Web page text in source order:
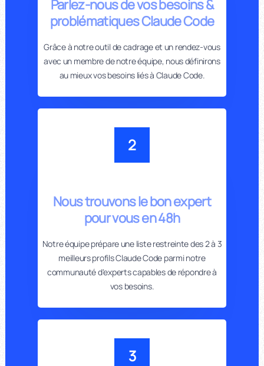
Parlez-nous de vos besoins &
problématiques Claude Code
Grâce à notre outil de cadrage et un rendez-vous
avec un membre de notre équipe, nous définirons
au mieux vos besoins liés à Claude Code.
2
Nous trouvons le bon expert
pour vous en 48h
Notre équipe prépare une liste restreinte des 2 à 3
meilleurs profils Claude Code parmi notre
communauté d'experts capables de répondre à
vos besoins.
3